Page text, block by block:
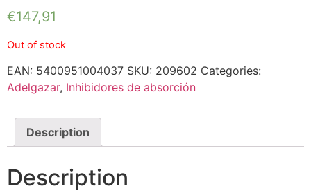
€147,91
Out of stock
EAN: 5400951004037 SKU: 209602 Categories:
Adelgazar, Inhibidores de absorción
Description
Description